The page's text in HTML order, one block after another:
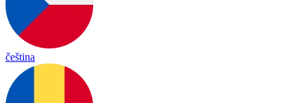
čeština